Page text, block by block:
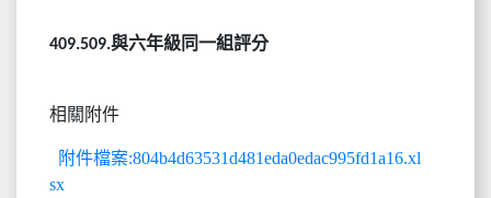
409.509.與六年級同一組評分
相關附件
附件檔案:804b4d63531d481eda0edac995fd1a16.xl
sx